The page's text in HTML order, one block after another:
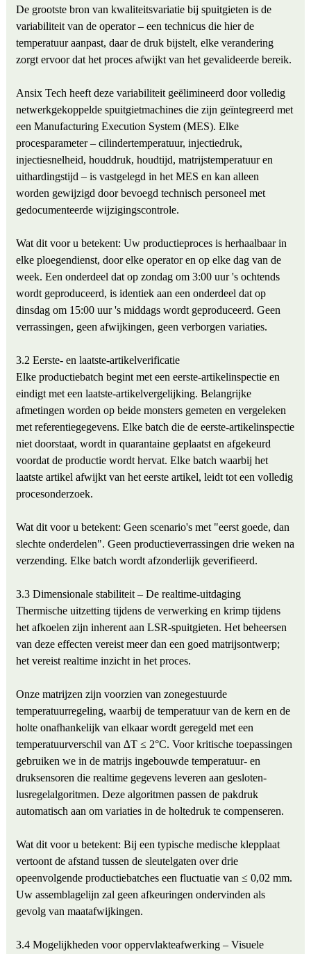
De grootste bron van kwaliteitsvariatie bij spuitgieten is de
variabiliteit van de operator – een technicus die hier de
temperatuur aanpast, daar de druk bijstelt, elke verandering
zorgt ervoor dat het proces afwijkt van het gevalideerde bereik.
Ansix Tech heeft deze variabiliteit geëlimineerd door volledig
netwerkgekoppelde spuitgietmachines die zijn geïntegreerd met
een Manufacturing Execution System (MES). Elke
procesparameter – cilindertemperatuur, injectiedruk,
injectiesnelheid, houddruk, houdtijd, matrijstemperatuur en
uithardingstijd – is vastgelegd in het MES en kan alleen
worden gewijzigd door bevoegd technisch personeel met
gedocumenteerde wijzigingscontrole.
Wat dit voor u betekent: Uw productieproces is herhaalbaar in
elke ploegendienst, door elke operator en op elke dag van de
week. Een onderdeel dat op zondag om 3:00 uur 's ochtends
wordt geproduceerd, is identiek aan een onderdeel dat op
dinsdag om 15:00 uur 's middags wordt geproduceerd. Geen
verrassingen, geen afwijkingen, geen verborgen variaties.
3.2 Eerste- en laatste-artikelverificatie
Elke productiebatch begint met een eerste-artikelinspectie en
eindigt met een laatste-artikelvergelijking. Belangrijke
afmetingen worden op beide monsters gemeten en vergeleken
met referentiegegevens. Elke batch die de eerste-artikelinspectie
niet doorstaat, wordt in quarantaine geplaatst en afgekeurd
voordat de productie wordt hervat. Elke batch waarbij het
laatste artikel afwijkt van het eerste artikel, leidt tot een volledig
procesonderzoek.
Wat dit voor u betekent: Geen scenario's met "eerst goede, dan
slechte onderdelen". Geen productieverrassingen drie weken na
verzending. Elke batch wordt afzonderlijk geverifieerd.
3.3 Dimensionale stabiliteit – De realtime-uitdaging
Thermische uitzetting tijdens de verwerking en krimp tijdens
het afkoelen zijn inherent aan LSR-spuitgieten. Het beheersen
van deze effecten vereist meer dan een goed matrijsontwerp;
het vereist realtime inzicht in het proces.
Onze matrijzen zijn voorzien van zonegestuurde
temperatuurregeling, waarbij de temperatuur van de kern en de
holte onafhankelijk van elkaar wordt geregeld met een
temperatuurverschil van ∆T ≤ 2°C. Voor kritische toepassingen
gebruiken we in de matrijs ingebouwde temperatuur- en
druksensoren die realtime gegevens leveren aan gesloten-
lusregelalgoritmen. Deze algoritmen passen de pakdruk
automatisch aan om variaties in de holtedruk te compenseren.
Wat dit voor u betekent: Bij een typische medische klepplaat
vertoont de afstand tussen de sleutelgaten over drie
opeenvolgende productiebatches een fluctuatie van ≤ 0,02 mm.
Uw assemblagelijn zal geen afkeuringen ondervinden als
gevolg van maatafwijkingen.
3.4 Mogelijkheden voor oppervlakteafwerking – Visuele